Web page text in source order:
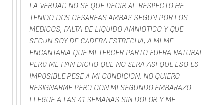
LA VERDAD NO SE QUE DECIR AL RESPECTO HE
TENIDO DOS CESAREAS AMBAS SEGUN POR LOS
MEDICOS, FALTA DE LIQUIDO AMNIOTICO Y QUE
SEGUN SOY DE CADERA ESTRECHA, A MI ME
ENCANTARIA QUE MI TERCER PARTO FUERA NATURAL
PERO ME HAN DICHO QUE NO SERA ASI QUE ESO ES
IMPOSIBLE PESE A MI CONDICION, NO QUIERO
RESIGNARME PERO CON MI SEGUNDO EMBARAZO
LLEGUE A LAS 41 SEMANAS SIN DOLOR Y ME